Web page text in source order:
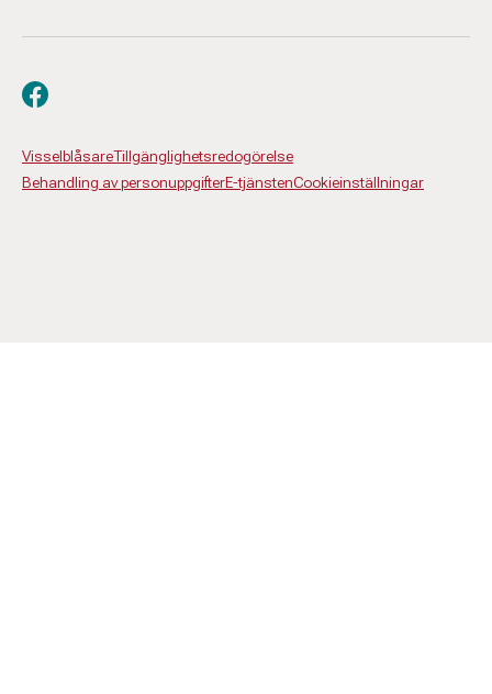
VisselblåsareTillgänglighetsredogörelse
Behandling av personuppgifterE-tjänstenCookieinställningar
Besök oss på facebook